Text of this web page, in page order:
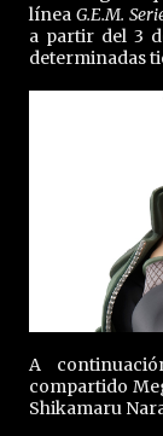
línea G.E.M.
a partir del 3
determinadas
A
compartido
Shikamaru